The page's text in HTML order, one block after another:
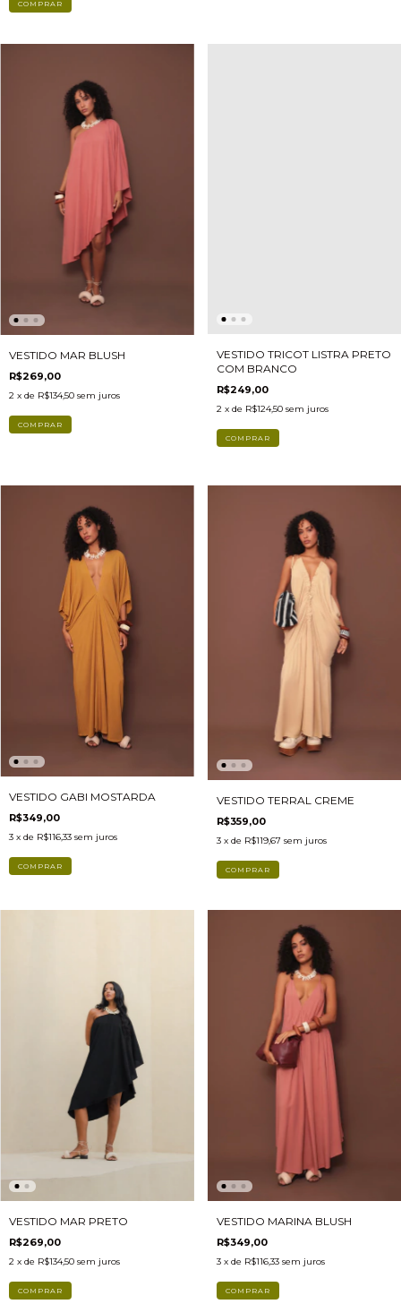
COMPRAR
VESTIDO MAR BLUSH
R$269,00
2 x de R$134,50 sem juros
COMPRAR
VESTIDO TRICOT LISTRA PRETO
COM BRANCO
R$249,00
2 x de R$124,50 sem juros
VESTIDO GABI MOSTARDA
R$349,00
3 x de R$116,33 sem juros
COMPRAR
VESTIDO TERRAL CREME
R$359,00
3 x de R$119,67 sem juros
COMPRAR
VESTIDO MAR PRETO
R$269,00
2 x de R$134,50 sem juros
COMPRAR
VESTIDO MARINA BLUSH
R$349,00
3 x de R$116,33 sem juros
COMPRAR